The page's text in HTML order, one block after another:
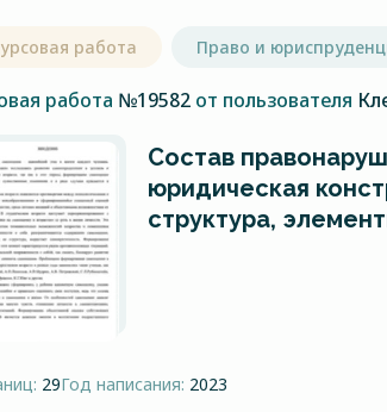
работа Право и
работа №19582 от пользователя
Состав
юридическая
структура,
29Год написания: 2023